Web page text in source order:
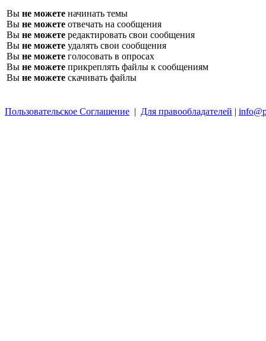
Вы не можете начинать темы
Вы не можете отвечать на сообщения
Вы не можете редактировать свои сообщения
Вы не можете удалять свои сообщения
Вы не можете голосовать в опросах
Вы не можете прикреплять файлы к сообщениям
Вы не можете скачивать файлы
Пользовательское Соглашение | Для правообладателей |